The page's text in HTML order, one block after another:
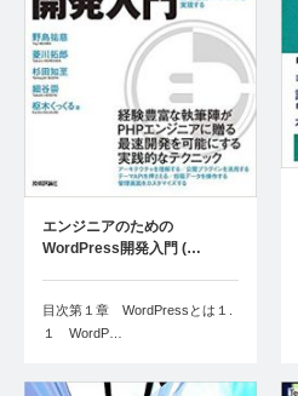
エンジニアのための
WordPress開発入門 (…
目次第１章 WordPressとは１.
１ WordP…